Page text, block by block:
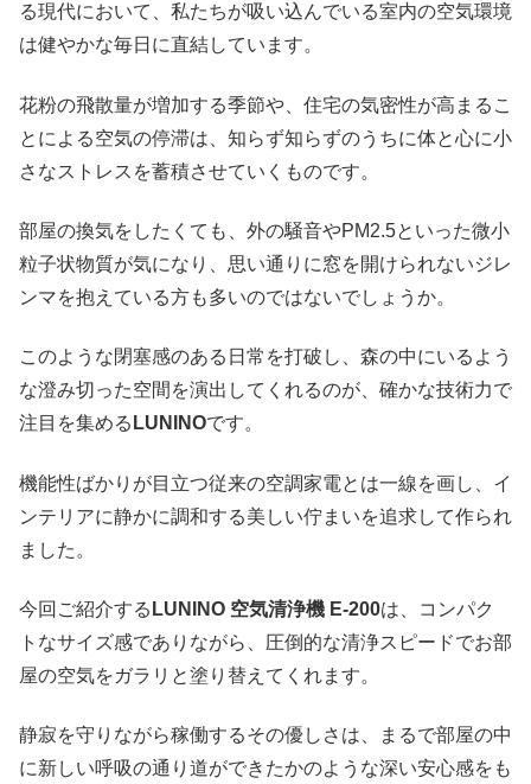
る現代において、私たちが吸い込んでいる室内の空気環境
は健やかな毎日に直結しています。
花粉の飛散量が増加する季節や、住宅の気密性が高まるこ
とによる空気の停滞は、知らず知らずのうちに体と心に小
さなストレスを蓄積させていくものです。
部屋の換気をしたくても、外の騒音やPM2.5といった微小
粒子状物質が気になり、思い通りに窓を開けられないジレ
ンマを抱えている方も多いのではないでしょうか。
このような閉塞感のある日常を打破し、森の中にいるよう
な澄み切った空間を演出してくれるのが、確かな技術力で
注目を集める LUNINOです。
機能性ばかりが目立つ従来の空調家電とは一線を画し、イ
ンテリアに静かに調和する美しい佇まいを追求して作られ
ました。
今回ご紹介する LUNINO 空気清浄機 E-200は、コンパク
トなサイズ感でありながら、圧倒的な清浄スピードでお部
屋の空気をガラリと塗り替えてくれます。
静寂を守りながら稼働するその優しさは、まるで部屋の中
に新しい呼吸の通り道ができたかのような深い安心感をも